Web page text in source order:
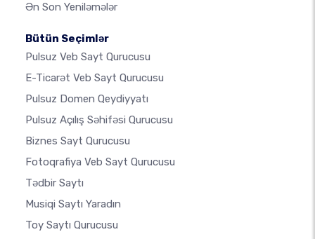
Ən Son Yeniləmələr
Bütün Seçimlər
Pulsuz Veb Sayt Qurucusu
E-Ticarət Veb Sayt Qurucusu
Pulsuz Domen Qeydiyyatı
Pulsuz Açılış Səhifəsi Qurucusu
Biznes Sayt Qurucusu
Fotoqrafiya Veb Sayt Qurucusu
Tədbir Saytı
Musiqi Saytı Yaradın
Toy Saytı Qurucusu